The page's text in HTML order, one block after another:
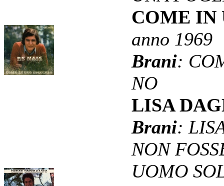
COME IN
anno 1969
Brani:
NO
LISA
Brani:
NON
UOMO